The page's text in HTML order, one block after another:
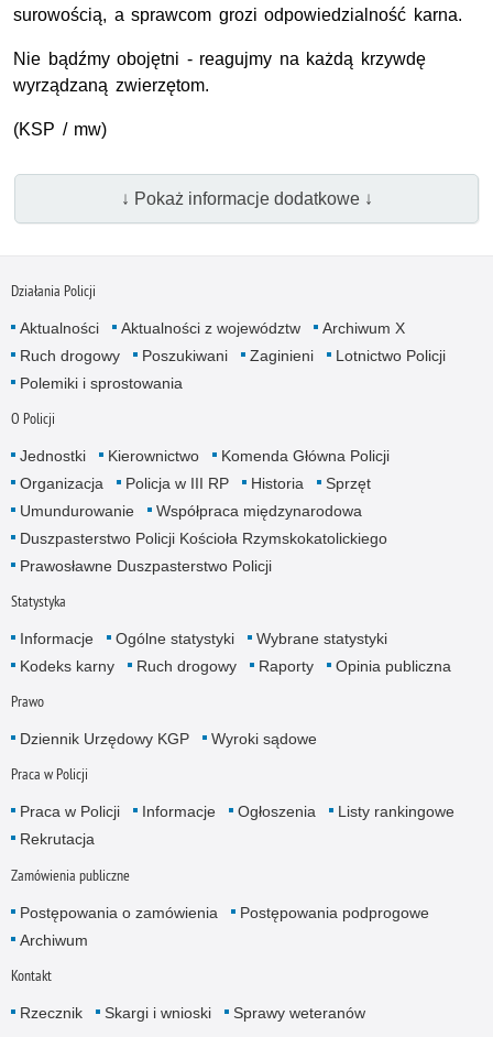
surowością, a sprawcom grozi odpowiedzialność karna.
Nie bądźmy obojętni - reagujmy na każdą krzywdę
wyrządzaną zwierzętom.
(KSP / mw)
↓ Pokaż informacje dodatkowe ↓
Działania Policji
Aktualności Aktualności z województw
Archiwum X
Ruch drogowy
Poszukiwani Zaginieni
Lotnictwo Policji
Polemiki i sprostowania
O Policji
Jednostki Kierownictwo
Komenda Główna Policji
Organizacja
Policja w III RP Historia
Sprzęt
Umundurowanie
Współpraca międzynarodowa
Duszpasterstwo Policji Kościoła Rzymskokatolickiego
Prawosławne Duszpasterstwo Policji
Statystyka
Informacje Ogólne statystyki
Wybrane statystyki
Kodeks karny
Ruch drogowy Raporty Opinia publiczna
Prawo
Dziennik Urzędowy KGP Wyroki sądowe
Praca w Policji
Praca w Policji Informacje Ogłoszenia
Listy rankingowe
Rekrutacja
Zamówienia publiczne
Postępowania o zamówienia
Postępowania podprogowe
Archiwum
Kontakt
Rzecznik Skargi i wnioski Sprawy weteranów